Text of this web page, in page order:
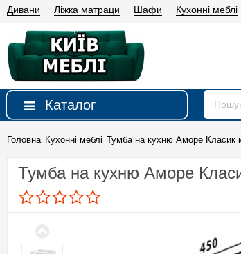
Дивани Ліжка матраци Шафи Кухонні меблі
Каталог
Головна Кухонні меблі Тумба на кухню Аморе Класик
Тумба на кухню Аморе